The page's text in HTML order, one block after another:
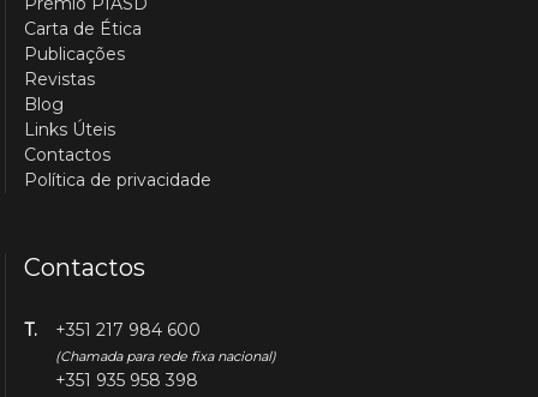
Carta de Ética
Publicações
Revistas
Blog
Links Úteis
Contactos
Política de privacidade
Contactos
T. +351 217 984 600
(Chamada para rede fixa nacional)
+351 935 958 398